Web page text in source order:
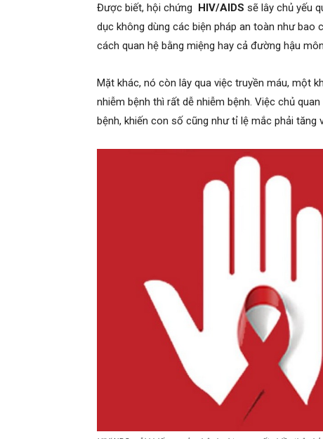
Được biết, hội chứng HIV/AIDS sẽ lây chủ yếu
dục không dùng các biện pháp an toàn như
cách quan hệ bằng miệng hay cả đường hậu
Mặt khác, nó còn lây qua việc truyền máu, một
nhiễm bệnh thì rất dễ nhiễm bệnh. Việc chủ quan
bệnh, khiến con số cũng như tỉ lệ mắc phải tăng